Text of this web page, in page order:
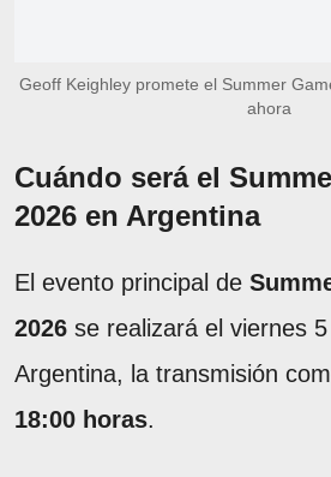
Geoff Keighley promete el Summer
ahora
Cuándo será el
2026 en Argentina
El evento principal de
2026 se realizará el viernes
Argentina, la transmisión
18:00 horas.